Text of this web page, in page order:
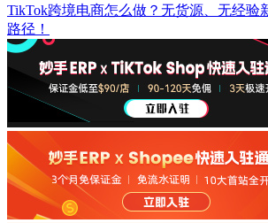
TikTok跨境电商怎么做？无货源、无经验
路径！